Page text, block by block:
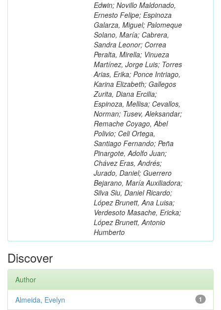
Edwin; Novillo Maldonado,
Ernesto Felipe; Espinoza
Galarza, Miguel; Palomeque
Solano, María; Cabrera,
Sandra Leonor; Correa
Peralta, Mirella; Vinueza
Martínez, Jorge Luis; Torres
Arias, Erika; Ponce Intriago,
Karina Elizabeth; Gallegos
Zurita, Diana Ercilia;
Espinoza, Mellisa; Cevallos,
Norman; Tusev, Aleksandar;
Remache Coyago, Abel
Polivio; Celi Ortega,
Santiago Fernando; Peña
Pinargote, Adolfo Juan;
Chávez Eras, Andrés;
Jurado, Daniel; Guerrero
Bejarano, María Auxiliadora;
Silva Siu, Daniel Ricardo;
López Brunett, Ana Luisa;
Verdesoto Masache, Ericka;
López Brunett, Antonio
Humberto
Discover
Author
1
Almeida, Evelyn